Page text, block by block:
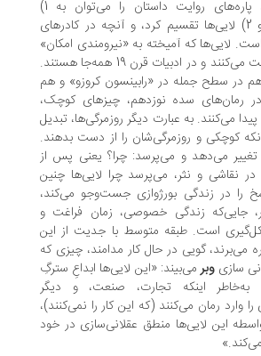
رولان بارت می‌نویسد پاره‌های روایت داستان را می‌توان به 1)
اصلی و 2) لایی‌ها تقسیم کرد، و آنچه در کادرهای
که آمیخته به «نیرومندی امکان»
هستند، روزمرگی را روایت می‌کنند و در ادبیات قرن 19 همه‌جا هستند.
جمله در «رابینسون کروزو» و هم
سده نوزدهم، چیزهای کوچک،
به عبارت دیگر روزمرگی‌ها، تبدیل
و روزمرگی‌شان را از دست بدهند.
می‌دهد و می‌پرسد: چرا؟ یعنی پس از
و نثر، می‌پرسد چرا لایی‌‌ها چنین
زندگی بورژوازی جست‌وجو می‌کند،
زندگی خصوصی، زمان فراغت و
است. طبقه متوسط با جدیت از این
گویی در حال کار مدامند، چیزی که
وبرمی‌بیند: «این لایی‌ها ابداعِ سترگِ
اینکه تجارت، صنعت، و دیگر
می‌کنند (که این کار را نمی‌کنند)،
لایی‌ها منطق عقلانی‌سازی در خود